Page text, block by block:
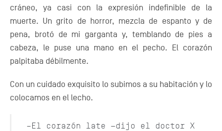
cráneo, ya casi con la expresión indefinible de la
muerte. Un grito de horror, mezcla de espanto y de
pena, brotó de mi garganta y, temblando de pies a
cabeza, le puse una mano en el pecho. El corazón
palpitaba débilmente.
Con un cuidado exquisito lo subimos a su habitación y lo
colocamos en el lecho.
–El corazón late —dijo el doctor X